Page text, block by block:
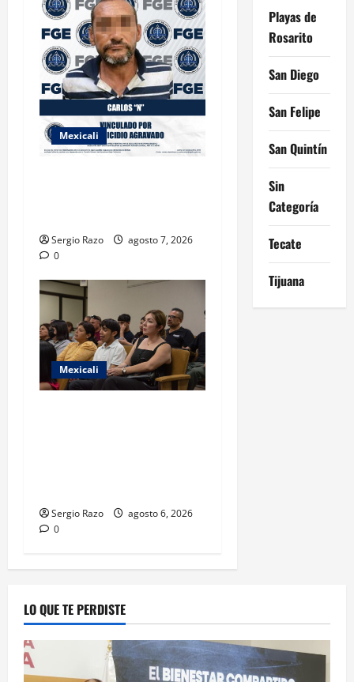
Mexicali
Sergio Razo
agosto 7, 2026
0
Mexicali
Sergio Razo
agosto 6, 2026
0
Playas de
Rosarito
San Diego
San Felipe
San Quintín
Sin
Categoría
Tecate
Tijuana
LO QUE TE PERDISTE